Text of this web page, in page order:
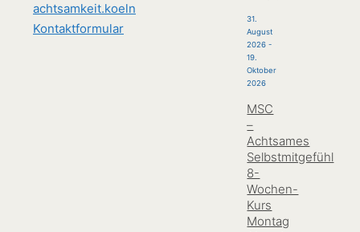
31.
August
2026 -
19.
Oktober
2026
MSC
–
Achtsames
Selbstmitgefühl
8-
Wochen-
Kurs
Montag
achtsamkeit.koeln
Kontaktformular